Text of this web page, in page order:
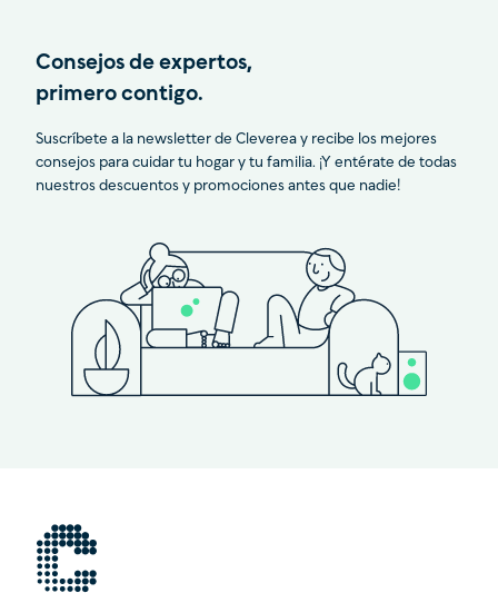
Consejos de expertos,
primero contigo.
Suscríbete a la newsletter de Cleverea y recibe los mejores
consejos para cuidar tu hogar y tu familia. ¡Y entérate de todas
nuestros descuentos y promociones antes que nadie!